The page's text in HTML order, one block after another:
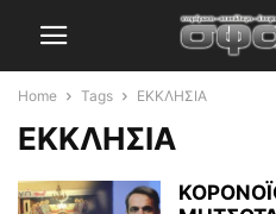
Home Tags ΕΚΚΛΗΣΙΑ
ΕΚΚΛΗΣΙΑ